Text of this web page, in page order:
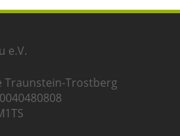
e.V.
Traunstein-Trostberg